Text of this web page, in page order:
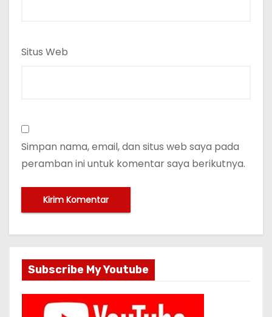
Situs Web
Simpan nama, email, dan situs web saya pada
peramban ini untuk komentar saya berikutnya.
Subscribe My Youtube